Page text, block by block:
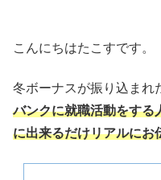
こんにちはたこすです。
冬ボーナスが振り込まれ
バンクに就職活動をする
に出来るだけリアルにお